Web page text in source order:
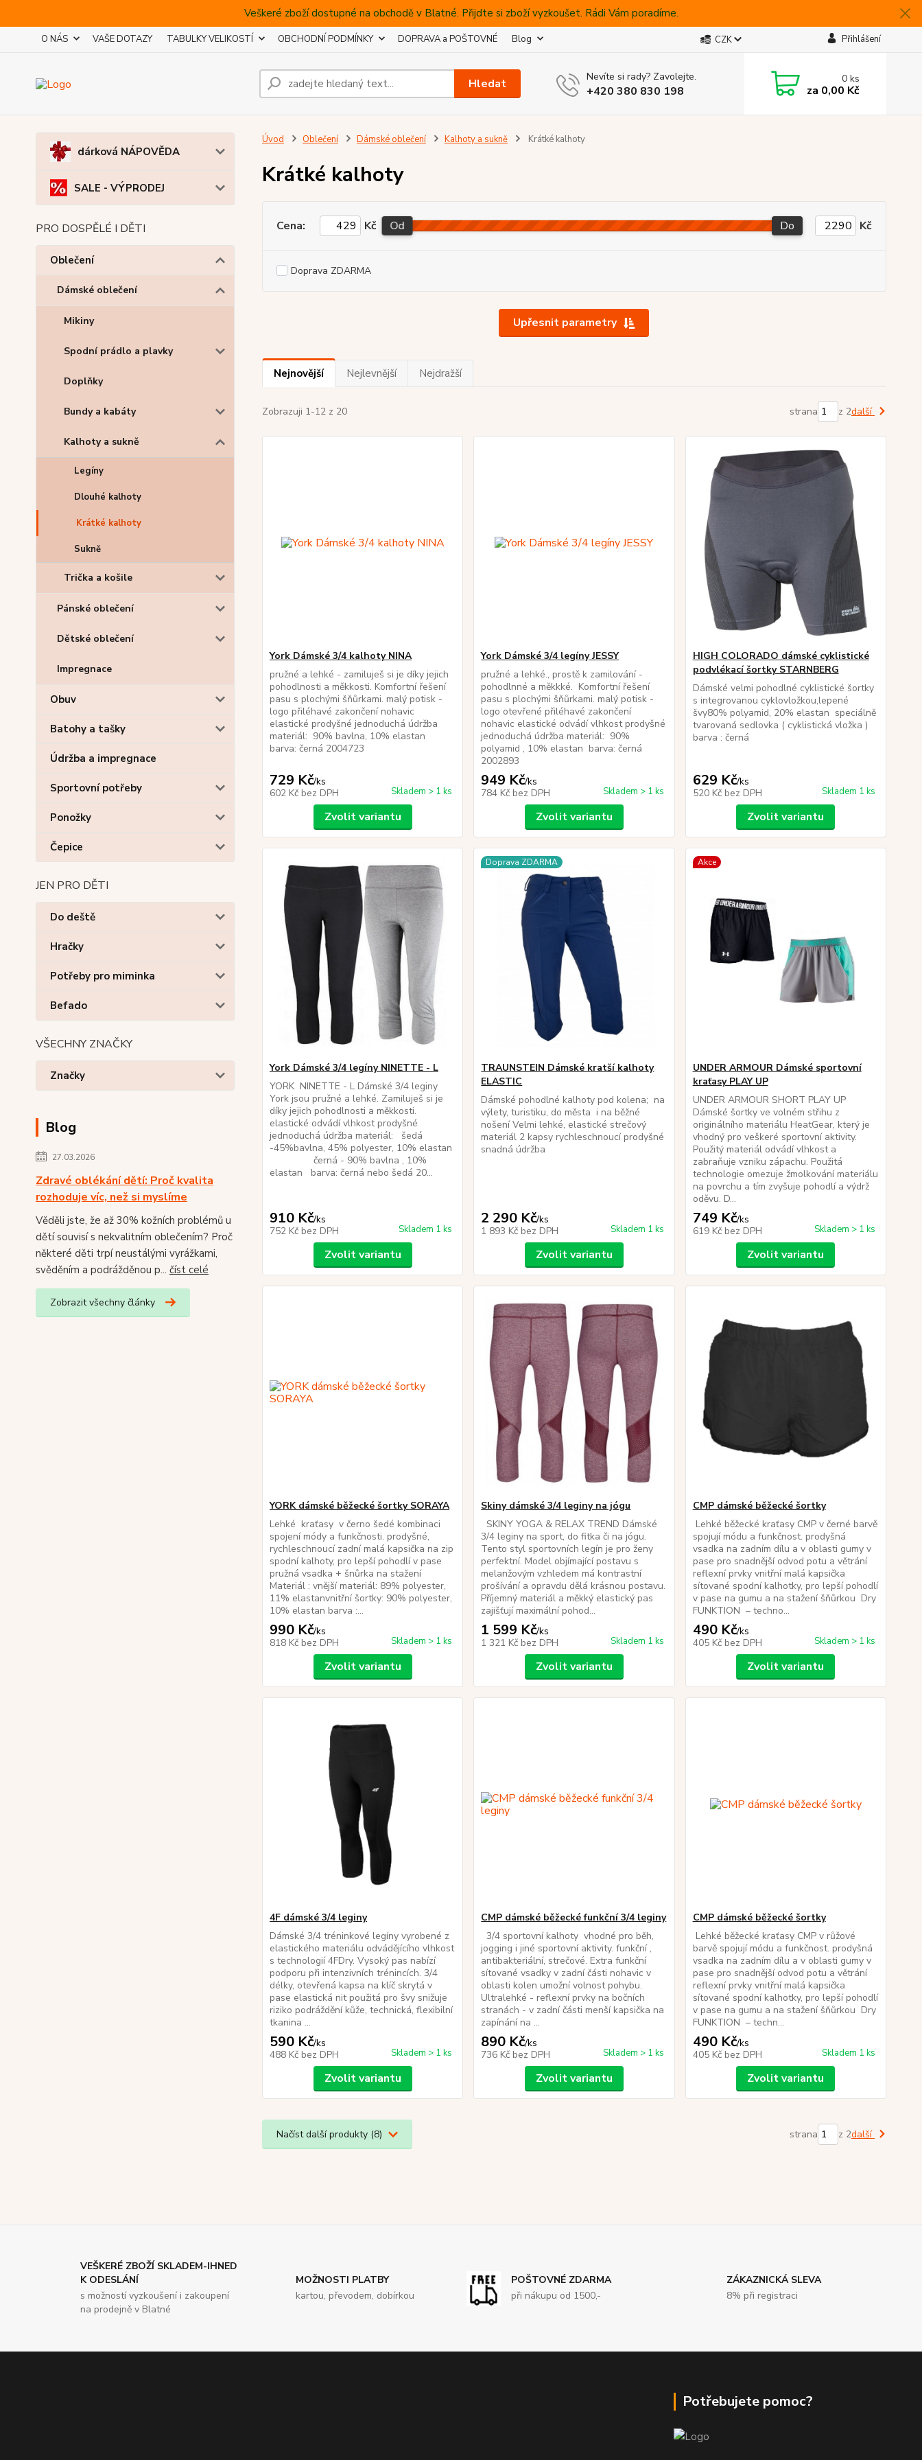
Veškeré zboží dostupné na obchodě v Blatné. Přijdte si zboží vyzkoušet. Rádi Vám poradíme.
O NÁS VAŠE DOTAZY TABULKY VELIKOSTÍ OBCHODNÍ PODMÍNKY DOPRAVA a POŠTOVNÉ Blog CZK Přihlášení
Hledat Nevíte si rady? Zavolejte.
+420 380 830 198
0ks
za 0,00 Kč
dárková NÁPOVĚDA
SALE - VÝPRODEJ
PRO DOSPĚLÉ I DĚTI
Oblečení
Dámské oblečení
Mikiny
Spodní prádlo a plavky
Doplňky
Bundy a kabáty
Kalhoty a sukně
Legíny
Dlouhé kalhoty
Krátké kalhoty
Sukně
Trička a košile
Pánské oblečení
Dětské oblečení
Impregnace
Obuv
Batohy a tašky
Údržba a impregnace
Sportovní potřeby
Ponožky
Čepice
JEN PRO DĚTI
Do deště
Hračky
Potřeby pro miminka
Befado
VŠECHNY ZNAČKY
Značky
Blog
27.03.2026
Zdravé oblékání dětí: Proč kvalita
rozhoduje víc, než si myslíme
Věděli jste, že až 30% kožních problémů u
dětí souvisí s nekvalitním oblečením? Proč
některé děti trpí neustálými vyrážkami,
svěděním a podrážděnou p... číst celé
Zobrazit všechny články
Úvod Oblečení Dámské oblečení Kalhoty a sukně Krátké kalhoty
Krátké kalhoty
Upřesnit parametry
Cena: Kč Od Do Kč
Doprava ZDARMA
Nejnovější Nejlevnější Nejdražší
Zobrazuji 1-12 z 20 strana z 2další
York Dámské 3/4 kalhoty NINA
pružné a lehké - zamiluješ si je díky jejich
pohodlnosti a měkkosti. Komfortní řešení
pasu s plochými šňůrkami. malý potisk -
logo přiléhavé zakončení nohavic
elastické prodyšné jednoduchá údržba
materiál: 90% bavlna, 10% elastan
barva: černá 2004723
729 Kč/ks
602 Kč bez DPH Skladem > 1 ks
Zvolit variantu
York Dámské 3/4 legíny JESSY
pružné a lehké., prostě k zamilování -
pohodlnné a měkkké. Komfortní řešení
pasu s plochými šňůrkami. malý potisk -
logo otevřené přiléhavé zakončení
nohavic elastické odvádí vlhkost prodyšné
jednoduchá údržba materiál: 90%
polyamid , 10% elastan barva: černá
2002893
949 Kč/ks
784 Kč bez DPH Skladem > 1 ks
Zvolit variantu
HIGH COLORADO dámské cyklistické
podvlékací šortky STARNBERG
Dámské velmi pohodlné cyklistické šortky
s integrovanou cyklovložkou,lepené
švy80% polyamid, 20% elastan speciálně
tvarovaná sedlovka ( cyklistická vložka )
barva : černá
629 Kč/ks
520 Kč bez DPH Skladem 1 ks
Zvolit variantu
York Dámské 3/4 legíny NINETTE - L
YORK NINETTE - L Dámské 3/4 leginy
York jsou pružné a lehké. Zamiluješ si je
díky jejich pohodlnosti a měkkosti.
elastické odvádí vlhkost prodyšné
jednoduchá údržba materiál: šedá
-45%bavlna, 45% polyester, 10% elastan
černá - 90% bavlna , 10%
elastan barva: černá nebo šedá 20...
910 Kč/ks
752 Kč bez DPH Skladem 1 ks
Zvolit variantu
Doprava ZDARMA
TRAUNSTEIN Dámské kratší kalhoty
ELASTIC
Dámské pohodlné kalhoty pod kolena; na
výlety, turistiku, do města i na běžné
nošení Velmi lehké, elastické strečový
materiál 2 kapsy rychleschnoucí prodyšné
snadná údržba
2 290 Kč/ks
1 893 Kč bez DPH Skladem 1 ks
Zvolit variantu
Akce
UNDER ARMOUR Dámské sportovní
kraťasy PLAY UP
UNDER ARMOUR SHORT PLAY UP
Dámské šortky ve volném střihu z
originálního materiálu HeatGear, který je
vhodný pro veškeré sportovní aktivity.
Použitý materiál odvádí vlhkost a
zabraňuje vzniku zápachu. Použitá
technologie omezuje žmolkování materiálu
na povrchu a tím zvyšuje pohodlí a výdrž
oděvu. D...
749 Kč/ks
619 Kč bez DPH Skladem > 1 ks
Zvolit variantu
YORK dámské běžecké šortky SORAYA
Lehké kraťasy v černo šedé kombinaci
spojení módy a funkčnosti. prodyšné,
rychleschnoucí zadní malá kapsička na zip
spodní kalhoty, pro lepší pohodlí v pase
pružná vsadka + šnůrka na stažení
Materiál : vnější materiál: 89% polyester,
11% elastanvnitřní šortky: 90% polyester,
10% elastan barva :...
990 Kč/ks
818 Kč bez DPH Skladem > 1 ks
Zvolit variantu
Skiny dámské 3/4 leginy na jógu
SKINY YOGA & RELAX TREND Dámské
3/4 leginy na sport, do fitka či na jógu.
Tento styl sportovních legín je pro ženy
perfektní. Model objímající postavu s
melanžovým vzhledem má kontrastní
prošívání a opravdu dělá krásnou postavu.
Příjemný materiál a měkký elastický pas
zajišťují maximální pohod...
1 599 Kč/ks
1 321 Kč bez DPH Skladem 1 ks
Zvolit variantu
CMP dámské běžecké šortky
Lehké běžecké kraťasy CMP v černé barvě
spojují módu a funkčnost. prodyšná
vsadka na zadním dílu a v oblasti gumy v
pase pro snadnější odvod potu a větrání
reflexní prvky vnitřní malá kapsička
sítované spodní kalhotky, pro lepší pohodlí
v pase na gumu a na stažení šňůrkou Dry
FUNKTION – techno...
490 Kč/ks
405 Kč bez DPH Skladem > 1 ks
Zvolit variantu
4F dámské 3/4 leginy
Dámské 3/4 tréninkové legíny vyrobené z
elastického materiálu odvádějícího vlhkost
s technologií 4FDry. Vysoký pas nabízí
podporu při intenzivních trénincích. 3/4
délky, otevřená kapsa na klíč skrytá v
pase elastická nit použitá pro švy snižuje
riziko podráždění kůže, technická, flexibilní
tkanina ...
590 Kč/ks
488 Kč bez DPH Skladem > 1 ks
Zvolit variantu
CMP dámské běžecké funkční 3/4 leginy
3/4 sportovní kalhoty vhodné pro běh,
jogging i jiné sportovní aktivity. funkční ,
antibakteriální, strečové. Extra funkční
sítované vsadky v zadní části nohavic v
oblasti kolen umožní volnost pohybu.
Ultralehké - reflexní prvky na bočních
stranách - v zadní části menší kapsička na
zapínání na ...
890 Kč/ks
736 Kč bez DPH Skladem > 1 ks
Zvolit variantu
CMP dámské běžecké šortky
Lehké běžecké kraťasy CMP v růžové
barvě spojují módu a funkčnost. prodyšná
vsadka na zadním dílu a v oblasti gumy v
pase pro snadnější odvod potu a větrání
reflexní prvky vnitřní malá kapsička
sítované spodní kalhotky, pro lepší pohodlí
v pase na gumu a na stažení šňůrkou Dry
FUNKTION – techn...
490 Kč/ks
405 Kč bez DPH Skladem 1 ks
Zvolit variantu
Načíst další produkty (8) strana z 2další
VEŠKERÉ ZBOŽÍ SKLADEM-IHNED
K ODESLÁNÍ
s možností vyzkoušení i zakoupení
na prodejně v Blatné
MOŽNOSTI PLATBY
kartou, převodem, dobírkou
POŠTOVNÉ ZDARMA
při nákupu od 1500,-
ZÁKAZNICKÁ SLEVA
8% při registraci
Potřebujete pomoc?